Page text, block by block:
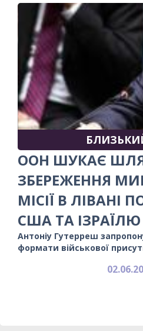
ООН ШУКАЄ
ЗБЕРЕЖЕННЯ
МІСІЇ В ЛІВАНІ
США ТА ІЗРАЇЛЮ
Антоніу Гутерреш
формати військової